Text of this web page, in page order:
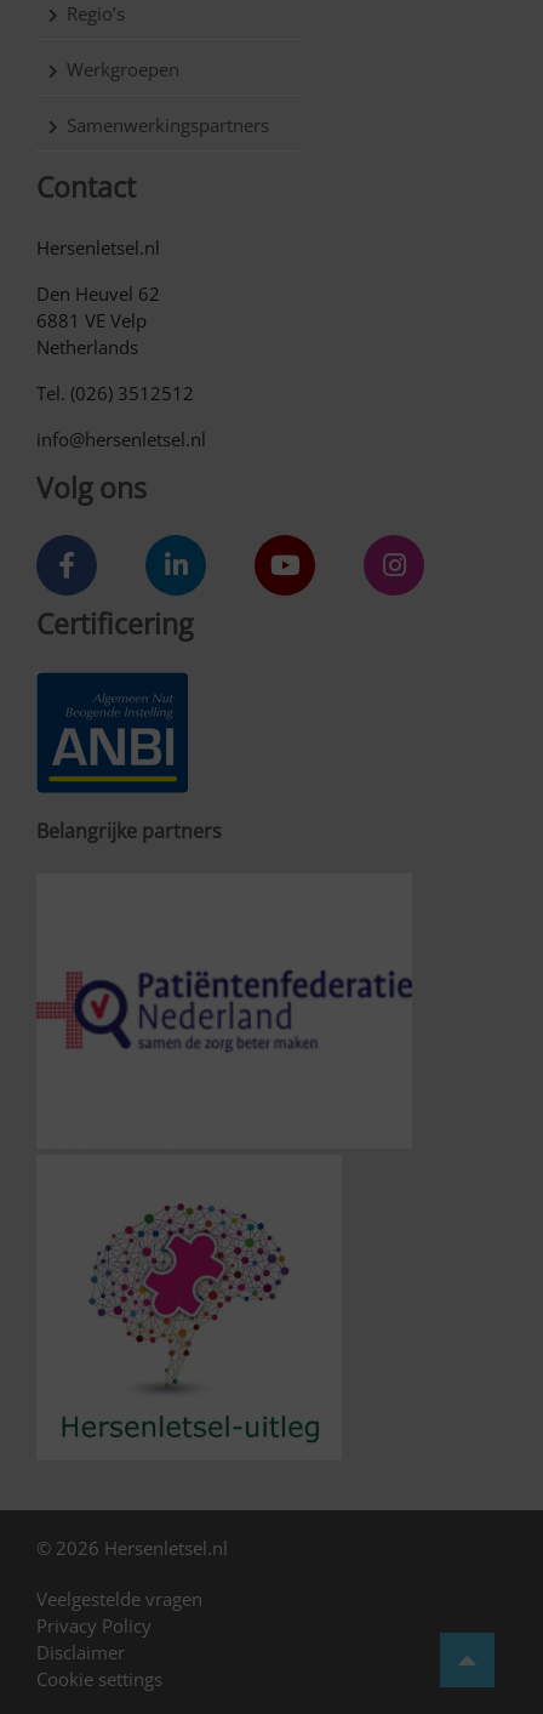
Regio’s
Werkgroepen
Samenwerkingspartners
Contact
Hersenletsel.nl
Den Heuvel 62
6881 VE Velp
Netherlands
Tel. (026) 3512512
info@hersenletsel.nl
Volg ons
Certificering
Belangrijke partners
© 2026 Hersenletsel.nl
Veelgestelde vragen
Privacy Policy
Disclaimer
Cookie settings